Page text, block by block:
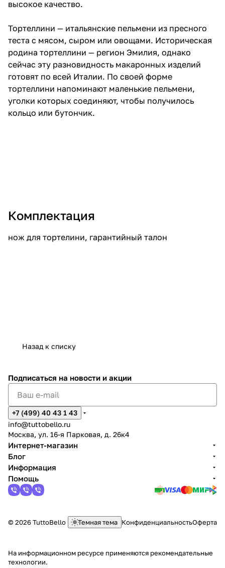
высокое качество.
Тортеллини — итальянские пельмени из пресного
теста с мясом, сыром или овощами. Историческая
родина тортеллини — регион Эмилия, однако
сейчас эту разновидность макаронных изделий
готовят по всей Италии. По своей форме
тортеллини напоминают маленькие пельмени,
уголки которых соединяют, чтобы получилось
кольцо или бутончик.
Комплектация
нож для тортелини, гарантийный талон
Назад к списку
Подписаться на новости и акции
+7 (499) 40 43 1 43
info@tuttobello.ru
Москва, ул. 16-я Парковая, д. 26к4
Интернет-магазин
Блог
Информация
Помощь
© 2026 TuttoBello Темная тема КонфиденциальностьОферта
На информационном ресурсе применяются рекомендательные
технологии.